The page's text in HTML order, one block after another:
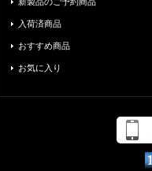
入荷済商品
おすすめ商品
お気に入り